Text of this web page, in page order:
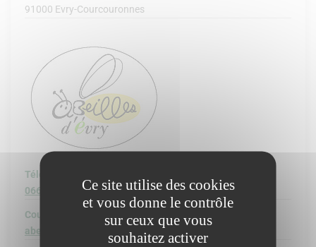
Ce site utilise des cookies
et vous donne le contrôle
sur ceux que vous
souhaitez activer
91000 Evry-Courcouronnes
Téléphone :
0660622346
Courriel :
abeillesdevry@gmail.com